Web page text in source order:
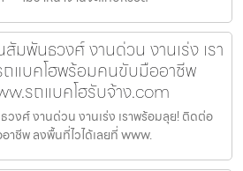
มพันธวงศ์ งานด่วน งานเร่ง เรา
แบคโฮพร้อมคนขับมืออาชีพ
รถแบคโฮรับจ้าง.com
งศ์ งานด่วน งานเร่ง เราพร้อมลุย! ติดต่อ
าชีพ ลงพื้นที่ไวได้เลยที่ www.